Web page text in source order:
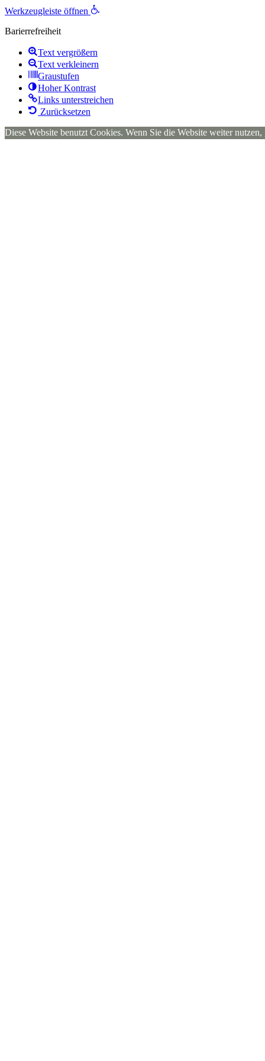
Werkzeugleiste öffnen
Barierrefreiheit
Text vergrößern
Text verkleinern
Graustufen
Hoher Kontrast
Links unterstreichen
Zurücksetzen
Diese Website benutzt Cookies. Wenn Sie die Website weiter